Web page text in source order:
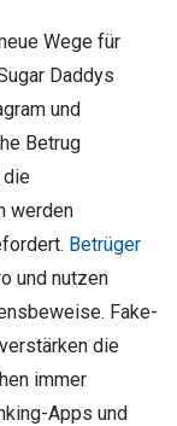
Wege für
Daddys
und
Betrug
die
werden
Betrüger
und nutzen
Fake-
die
immer
Apps und